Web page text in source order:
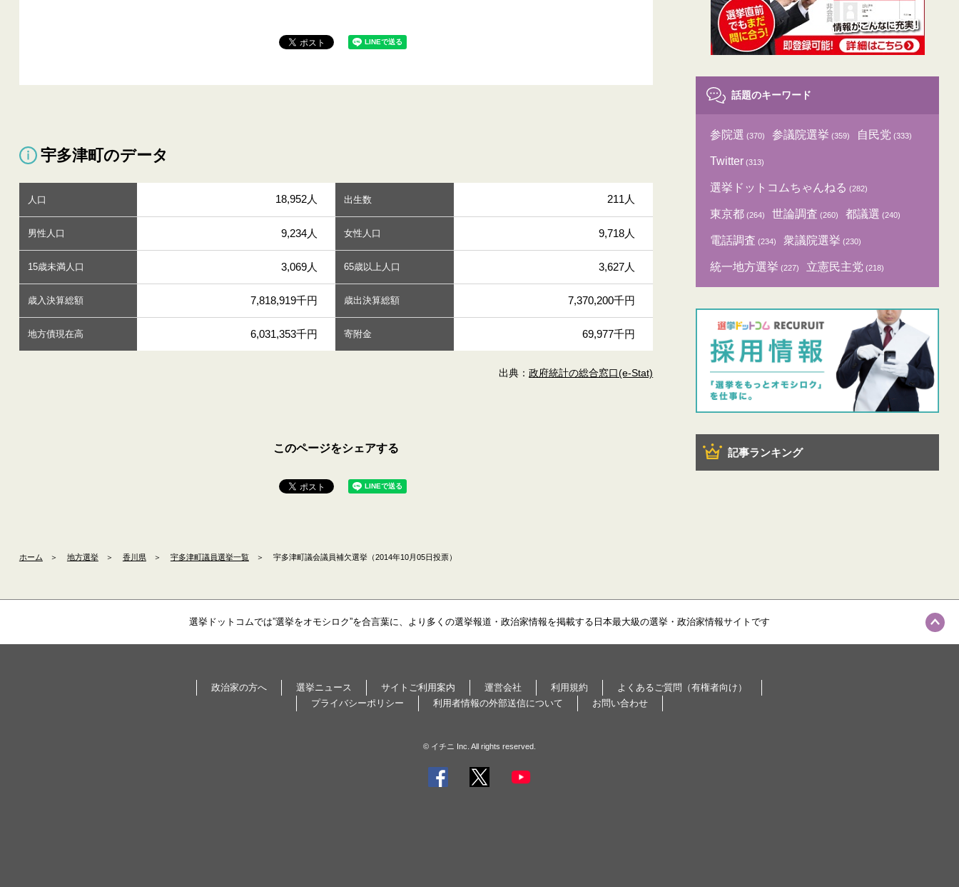
宇多津町のデータ
人口 18,952人 出生数 211人
男性人口 9,234人 女性人口 9,718人
15歳未満人口 3,069人 65歳以上人口 3,627人
歳入決算総額 7,818,919千円 歳出決算総額 7,370,200千円
地方債現在高 6,031,353千円 寄附金 69,977千円
出典：政府統計の総合窓口(e-Stat)
このページをシェアする
話題のキーワード
参院選 (370) 参議院選挙 (359) 自民党 (333)
Twitter (313)
選挙ドットコムちゃんねる (282)
東京都 (264) 世論調査 (260) 都議選 (240)
電話調査 (234) 衆議院選挙 (230)
統一地方選挙 (227) 立憲民主党 (218)
記事ランキング
ホーム ＞ 地方選挙 ＞ 香川県 ＞ 宇多津町議員選挙一覧 ＞ 宇多津町議会議員補欠選挙（2014年10月05日投票）
選挙ドットコムでは”選挙をオモシロク”を合言葉に、より多くの選挙報道・政治家情報を掲載する日本最大級の選挙・政治家情報サイトです
政治家の方へ 選挙ニュース サイトご利用案内 運営会社 利用規約
よくあるご質問（有権者向け）
プライバシーポリシー
利用者情報の外部送信について お問い合わせ
© イチニ Inc. All rights reserved.